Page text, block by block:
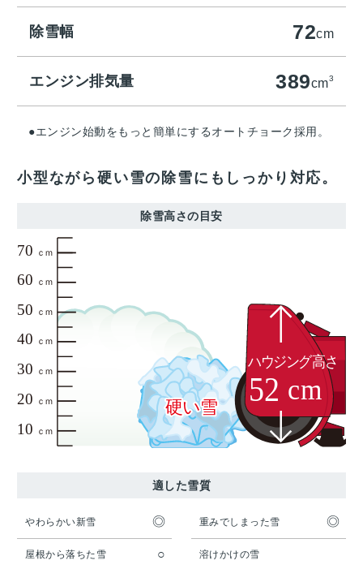
除雪幅 72cm
エンジン排気量 389cm3
●エンジン始動をもっと簡単にするオートチョーク採用。
小型ながら硬い雪の除雪にもしっかり対応。
除雪高さの目安
適した雪質
やわらかい新雪 ◎ 重みでしまった雪 ◎
屋根から落ちた雪 ○ 溶けかけの雪